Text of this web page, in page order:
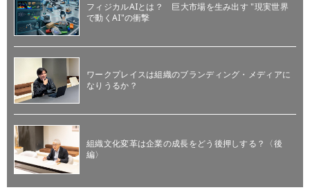
フィジカルAIとは？ 巨大市場を生み出す "現実世界
で動くAI"の衝撃
ワークプレイスは組織のブランディング・メディアに
なりうるか？
組織文化変革は企業の成長をどう後押しする？〈後
編〉